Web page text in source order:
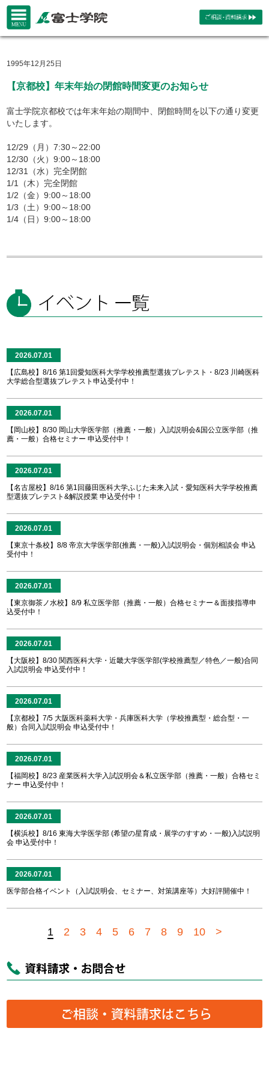
1995年12月25日
【京都校】年末年始の閉館時間変更のお知らせ
富士学院京都校では年末年始の期間中、閉館時間を以下の通り変更
いたします。
12/29（月）7:30～22:00
12/30（火）9:00～18:00
12/31（水）完全閉館
1/1（木）完全閉館
1/2（金）9:00～18:00
1/3（土）9:00～18:00
1/4（日）9:00～18:00
2026.07.01
【広島校】8/16 第1回愛知医科大学学校推薦型選抜プレテスト・8/23 川崎医科
大学総合型選抜プレテスト申込受付中！
2026.07.01
【岡山校】8/30 岡山大学医学部（推薦・一般）入試説明会&国公立医学部（推
薦・一般）合格セミナー 申込受付中！
2026.07.01
【名古屋校】8/16 第1回藤田医科大学ふじた未来入試・愛知医科大学学校推薦
型選抜プレテスト&解説授業 申込受付中！
2026.07.01
【東京十条校】8/8 帝京大学医学部(推薦・一般)入試説明会・個別相談会 申込
受付中！
2026.07.01
【東京御茶ノ水校】8/9 私立医学部（推薦・一般）合格セミナー＆面接指導申
込受付中！
2026.07.01
【大阪校】8/30 関西医科大学・近畿大学医学部(学校推薦型／特色／一般)合同
入試説明会 申込受付中！
2026.07.01
【京都校】7/5 大阪医科薬科大学・兵庫医科大学（学校推薦型・総合型・一
般）合同入試説明会 申込受付中！
2026.07.01
【福岡校】8/23 産業医科大学入試説明会＆私立医学部（推薦・一般）合格セミ
ナー 申込受付中！
2026.07.01
【横浜校】8/16 東海大学医学部 (希望の星育成・展学のすすめ・一般)入試説明
会 申込受付中！
2026.07.01
医学部合格イベント（入試説明会、セミナー、対策講座等）大好評開催中！
1 2 3 4 5 6 7 8 9 10 >